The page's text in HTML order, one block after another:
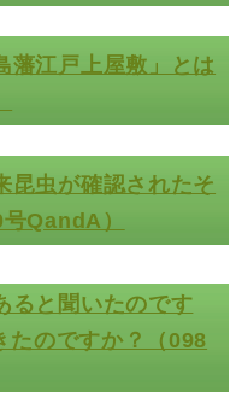
藩江戸上屋敷」とは
昆虫が確認されたそ
QandA）
ると聞いたのです
たのですか？（098